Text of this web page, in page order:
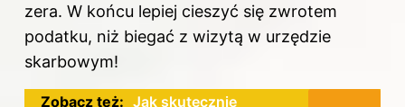
zera. W końcu lepiej cieszyć się zwrotem
podatku, niż biegać z wizytą w urzędzie
skarbowym!
Zobacz też: Jak skutecznie